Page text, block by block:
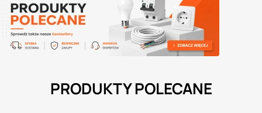
PRODUKTY POLECANE